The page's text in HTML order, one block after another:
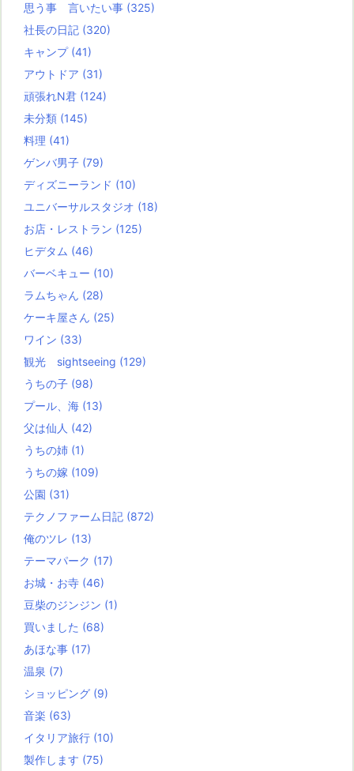
思う事 言いたい事 (325)
社長の日記 (320)
キャンプ (41)
アウトドア (31)
頑張れN君 (124)
未分類 (145)
料理 (41)
ゲンバ男子 (79)
ディズニーランド (10)
ユニバーサルスタジオ (18)
お店・レストラン (125)
ヒデタム (46)
バーベキュー (10)
ラムちゃん (28)
ケーキ屋さん (25)
ワイン (33)
観光 sightseeing (129)
うちの子 (98)
プール、海 (13)
父は仙人 (42)
うちの姉 (1)
うちの嫁 (109)
公園 (31)
テクノファーム日記 (872)
俺のツレ (13)
テーマパーク (17)
お城・お寺 (46)
豆柴のジンジン (1)
買いました (68)
あほな事 (17)
温泉 (7)
ショッピング (9)
音楽 (63)
イタリア旅行 (10)
製作します (75)